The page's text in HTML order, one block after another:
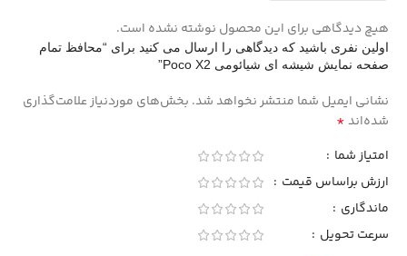
هیچ دیدگاهی برای این محصول نوشته نشده است.
اولین نفری باشید که دیدگاهی را ارسال می کنید برای “محافظ تمام
صفحه نمایش شیشه ای شیائومی Poco X2”
نشانی ایمیل شما منتشر نخواهد شد. بخش‌های موردنیاز علامت‌گذاری
شده‌اند*
امتیاز شما
ارزش براساس قیمت
ماندگاری
سرعت تحویل